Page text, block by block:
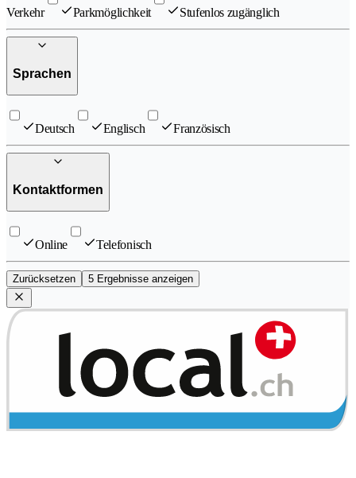
Verkehr Parkmöglichkeit Stufenlos zugänglich
Sprachen
Deutsch Englisch Französisch
Kontaktformen
Online Telefonisch
Zurücksetzen 5 Ergebnisse anzeigen